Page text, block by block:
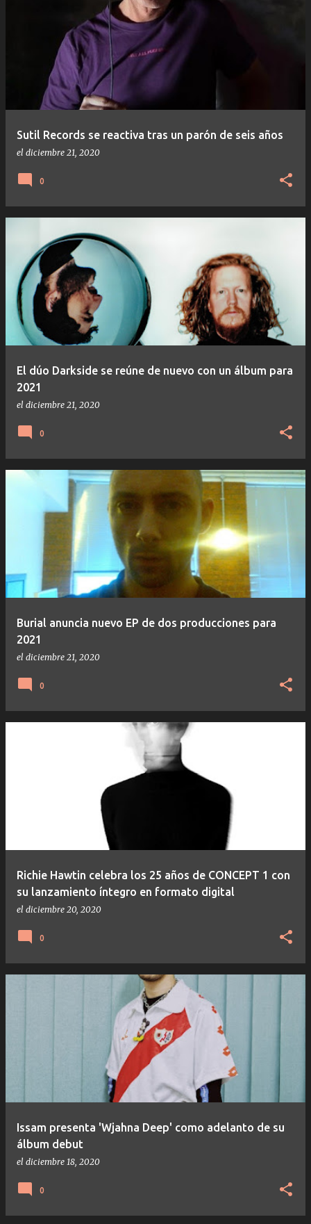
Sutil Records se reactiva tras un parón de seis años
el diciembre 21, 2020
0
El dúo Darkside se reúne de nuevo con un álbum para
2021
el diciembre 21, 2020
0
Burial anuncia nuevo EP de dos producciones para
2021
el diciembre 21, 2020
0
Richie Hawtin celebra los 25 años de CONCEPT 1 con
su lanzamiento íntegro en formato digital
el diciembre 20, 2020
0
Issam presenta 'Wjahna Deep' como adelanto de su
álbum debut
el diciembre 18, 2020
0